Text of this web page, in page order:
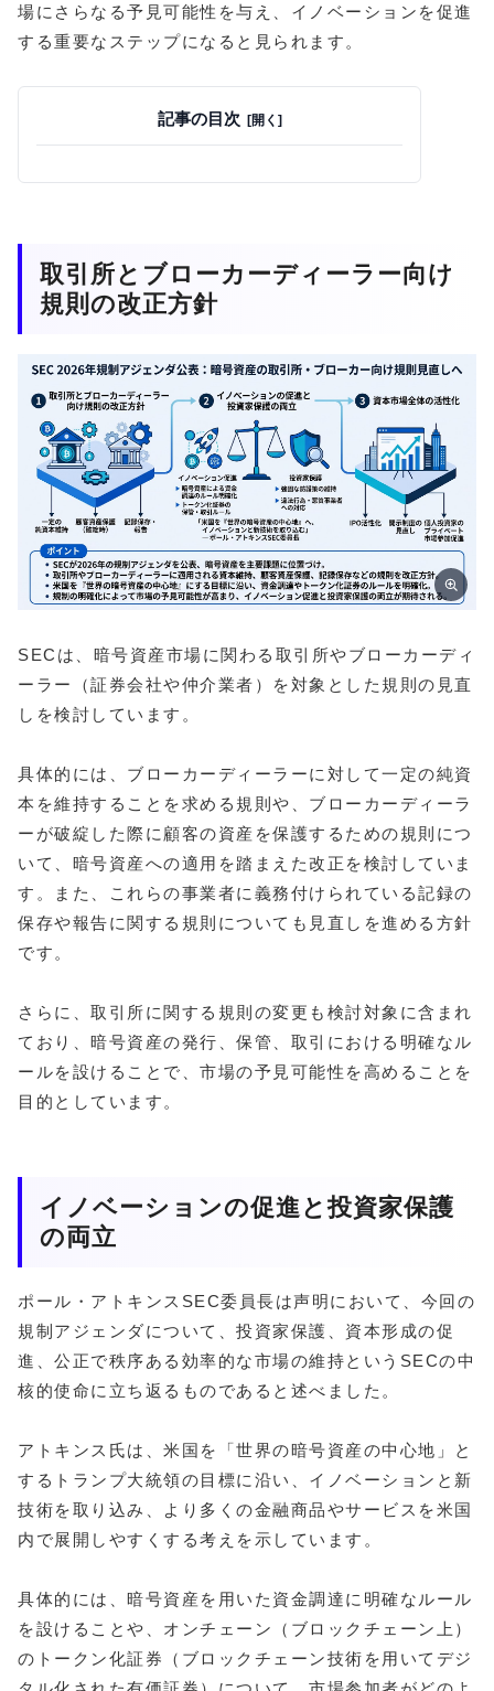
場にさらなる予見可能性を与え、イノベーションを促進
する重要なステップになると見られます。
記事の目次
取引所とブローカーディーラー向け
規則の改正方針
SECは、暗号資産市場に関わる取引所やブローカーディ
ーラー（証券会社や仲介業者）を対象とした規則の見直
しを検討しています。
具体的には、ブローカーディーラーに対して一定の純資
本を維持することを求める規則や、ブローカーディーラ
ーが破綻した際に顧客の資産を保護するための規則につ
いて、暗号資産への適用を踏まえた改正を検討していま
す。また、これらの事業者に義務付けられている記録の
保存や報告に関する規則についても見直しを進める方針
です。
さらに、取引所に関する規則の変更も検討対象に含まれ
ており、暗号資産の発行、保管、取引における明確なル
ールを設けることで、市場の予見可能性を高めることを
目的としています。
イノベーションの促進と投資家保護
の両立
ポール・アトキンスSEC委員長は声明において、今回の
規制アジェンダについて、投資家保護、資本形成の促
進、公正で秩序ある効率的な市場の維持というSECの中
核的使命に立ち返るものであると述べました。
アトキンス氏は、米国を「世界の暗号資産の中心地」と
するトランプ大統領の目標に沿い、イノベーションと新
技術を取り込み、より多くの金融商品やサービスを米国
内で展開しやすくする考えを示しています。
具体的には、暗号資産を用いた資金調達に明確なルール
を設けることや、オンチェーン（ブロックチェーン上）
のトークン化証券（ブロックチェーン技術を用いてデジ